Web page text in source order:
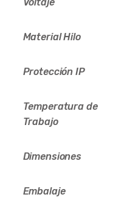
Material Hilo
Protección IP
Temperatura de
Trabajo
Dimensiones
Embalaje